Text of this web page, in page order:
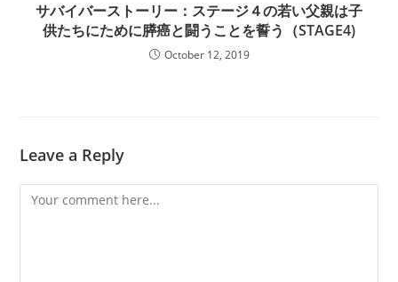
サバイバーストーリー：ステージ４の若い父親は子
供たちにために膵癌と闘うことを誓う（STAGE4)
October 12, 2019
Leave a Reply
Comment